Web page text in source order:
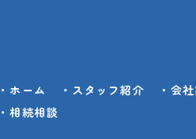
・ホーム ・スタッフ紹介 ・会
・相続相談